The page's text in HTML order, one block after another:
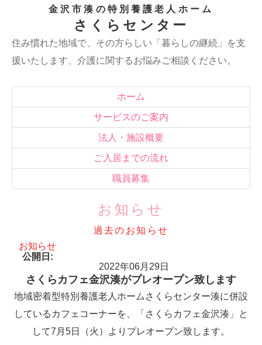
金沢市湊の特別養護老人ホーム
さくらセンター
住み慣れた地域で、その方らしい「暮らしの継続」を支
援いたします、介護に関するお悩みご相談ください。
ホーム
サービスのご案内
法人・施設概要
ご入居までの流れ
職員募集
お知らせ
過去のお知らせ
お知らせ
公開日:
2022年06月29日
さくらカフェ金沢湊がプレオープン致します
地域密着型特別養護老人ホームさくらセンター湊に併設
しているカフェコーナーを、「さくらカフェ金沢湊」と
して7月5日（火）よりプレオープン致します。